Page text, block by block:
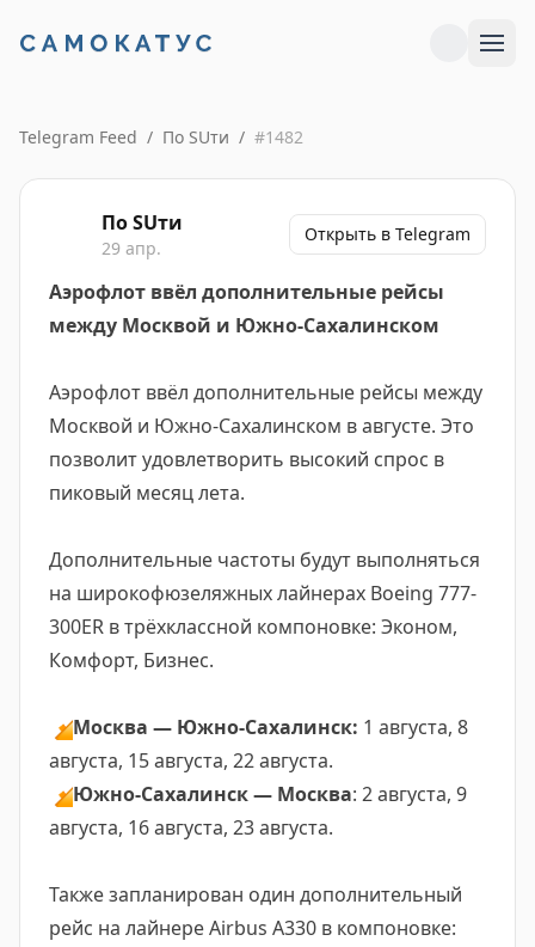
Telegram Feed / По SUти / #1482
По SUти
29 апр.
Открыть в Telegram
Аэрофлот ввёл дополнительные рейсы
между Москвой и Южно-Сахалинском
Аэрофлот ввёл дополнительные рейсы между
Москвой и Южно-Сахалинском в августе. Это
позволит удовлетворить высокий спрос в
пиковый месяц лета.
Дополнительные частоты будут выполняться
на широкофюзеляжных лайнерах Boeing 777-
300ER в трёхклассной компоновке: Эконом,
Комфорт, Бизнес.
🔸Москва — Южно-Сахалинск: 1 августа, 8
августа, 15 августа, 22 августа.
🔸Южно-Сахалинск — Москва: 2 августа, 9
августа, 16 августа, 23 августа.
Также запланирован один дополнительный
рейс на лайнере Airbus A330 в компоновке: